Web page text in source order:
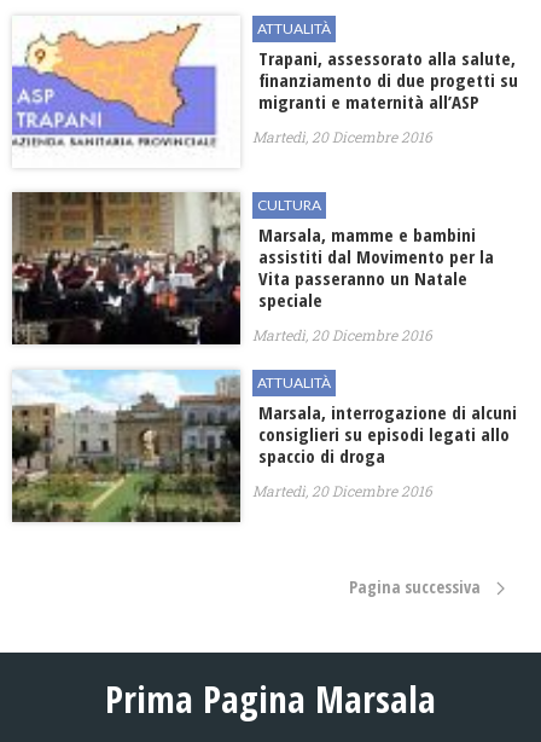
ATTUALITÀ
Trapani, assessorato alla salute,
finanziamento di due progetti su
migranti e maternità all’ASP
Martedì, 20 Dicembre 2016
CULTURA
Marsala, mamme e bambini
assistiti dal Movimento per la
Vita passeranno un Natale
speciale
Martedì, 20 Dicembre 2016
ATTUALITÀ
Marsala, interrogazione di alcuni
consiglieri su episodi legati allo
spaccio di droga
Martedì, 20 Dicembre 2016
Pagina successiva
Prima Pagina Marsala